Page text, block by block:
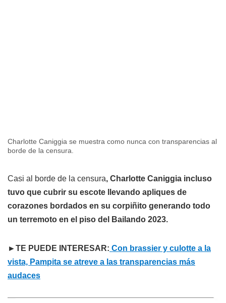
Charlotte Caniggia se muestra como nunca con transparencias al
borde de la censura.
Casi al borde de la censura, Charlotte Caniggia incluso
tuvo que cubrir su escote llevando apliques de
corazones bordados en su corpiñito generando todo
un terremoto en el piso del Bailando 2023.
►TE PUEDE INTERESAR: Con brassier y culotte a la
vista, Pampita se atreve a las transparencias más
audaces